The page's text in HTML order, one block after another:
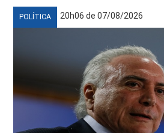
POLÍTICA 20h06 de 07/08/2026